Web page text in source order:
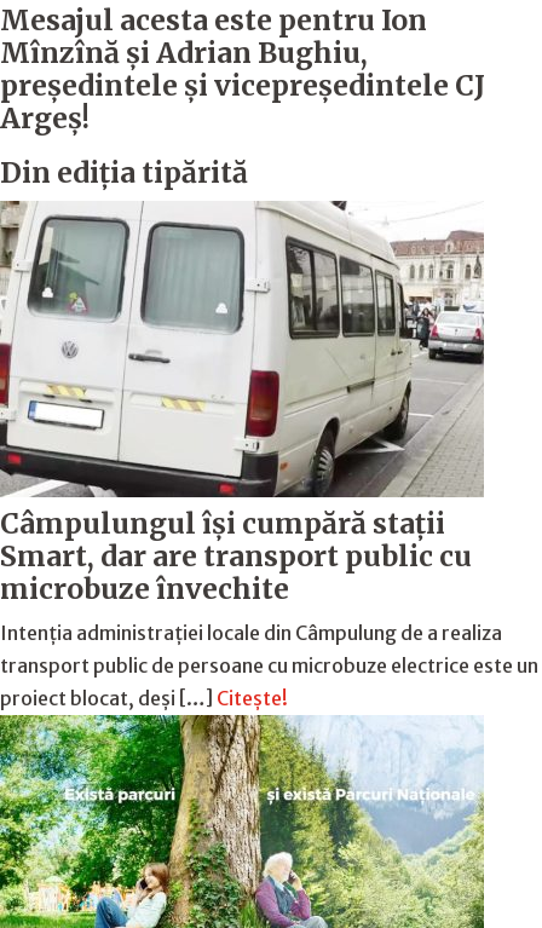
Mesajul acesta este pentru Ion
Mînzînă şi Adrian Bughiu,
preşedintele şi vicepreşedintele CJ
Argeş!
Din ediția tipărită
Câmpulungul îşi cumpără staţii
Smart, dar are transport public cu
microbuze învechite
Intenția administrației locale din Câmpulung de a realiza
transport public de persoane cu microbuze electrice este un
proiect blocat, deși […] Citește!